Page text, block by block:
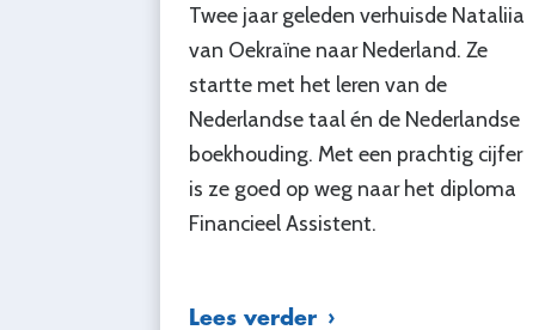
Twee jaar geleden verhuisde Nataliia
van Oekraïne naar Nederland. Ze
startte met het leren van de
Nederlandse taal én de Nederlandse
boekhouding. Met een prachtig cijfer
is ze goed op weg naar het diploma
Financieel Assistent.
Lees verder